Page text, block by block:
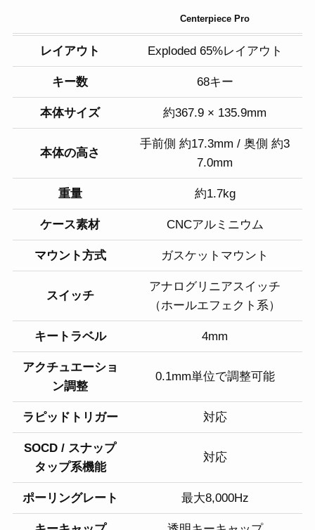
Centerpiece Pro
レイアウト Exploded 65%レイアウト
キー数 68キー
本体サイズ 約367.9 × 135.9mm
本体の高さ
手前側 約17.3mm / 奥側 約3
7.0mm
重量 約1.7kg
ケース素材 CNCアルミニウム
マウント方式 ガスケットマウント
スイッチ
アナログリニアスイッチ
（ホールエフェクト系）
キートラベル 4mm
アクチュエーショ
ン調整
0.1mm単位で調整可能
ラピッドトリガー 対応
SOCD / スナップ
タップ系機能
対応
ポーリングレート 最大8,000Hz